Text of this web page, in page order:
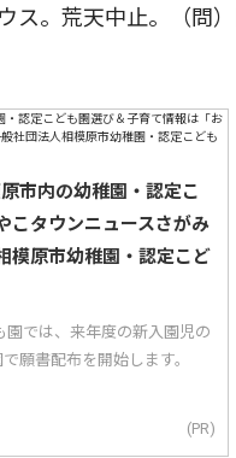
。荒天中止。（問）
市内の幼稚園・認定こ
こタウンニュースさがみ
原市幼稚園・認定こど
では、来年度の新入園児の
願書配布を開始します。
(PR)